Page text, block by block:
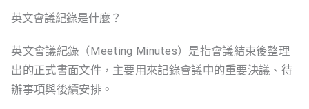
英文會議紀錄是什麼？
英文會議紀錄（Meeting Minutes）是指會議結束後整理
出的正式書面文件，主要用來記錄會議中的重要決議、待
辦事項與後續安排。